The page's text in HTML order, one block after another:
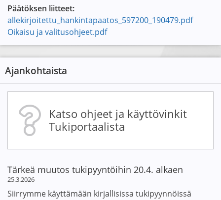
Päätöksen liitteet:
allekirjoitettu_hankintapaatos_597200_190479.pdf
Oikaisu ja valitusohjeet.pdf
Ajankohtaista
Katso ohjeet ja käyttövinkit
Tukiportaalista
Tärkeä muutos tukipyyntöihin 20.4. alkaen
25.3.2026
Siirrymme käyttämään kirjallisissa tukipyynnöissä